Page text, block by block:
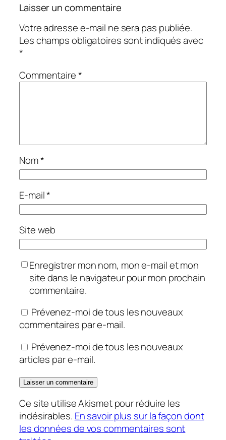
Laisser un commentaire
Votre adresse e-mail ne sera pas publiée.
Les champs obligatoires sont indiqués avec
*
Commentaire*
Nom*
E-mail*
Site web
Enregistrer mon nom, mon e-mail et mon
site dans le navigateur pour mon prochain
commentaire.
Prévenez-moi de tous les nouveaux
commentaires par e-mail.
Prévenez-moi de tous les nouveaux
articles par e-mail.
Ce site utilise Akismet pour réduire les
indésirables. En savoir plus sur la façon dont
les données de vos commentaires sont